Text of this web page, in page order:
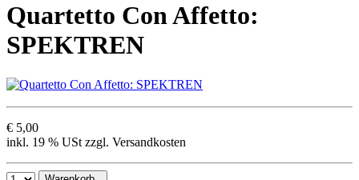
Quartetto Con Affetto:
SPEKTREN
€ 5,00
inkl. 19 % USt zzgl. Versandkosten